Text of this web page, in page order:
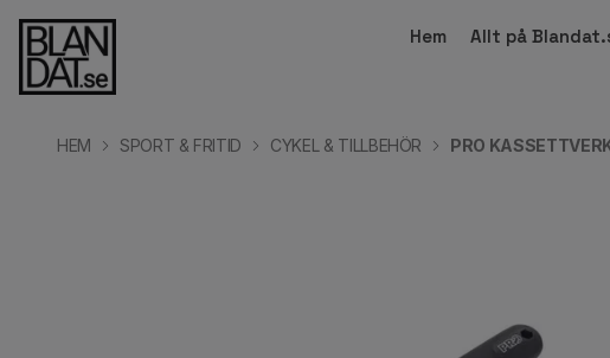
Hem Allt på
HEM SPORT & FRITID CYKEL & TILLBEHÖR PRO